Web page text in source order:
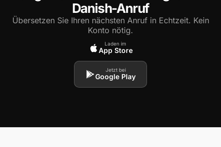
Danish-Anruf
Übersetzen Sie Ihren nächsten Anruf in Echtzeit. Kein
Konto nötig.
Laden im
App Store
Jetzt bei
Google Play